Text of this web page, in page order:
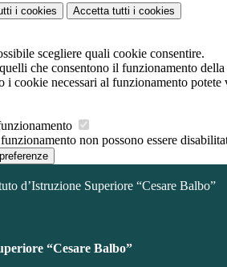
i cookies Accetta tutti i cookies
scegliere quali cookie consentire.
che consentono il funzionamento
i cookie necessari al funzionamento potete
non possono essere
d’Istruzione Superiore “Cesare Balbo”
“Cesare Balbo”